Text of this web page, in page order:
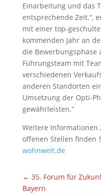
Einarbeitung und das
entsprechende Zeit.“,
mit einer top-
kommenden Jahr an
die Bewerbungsphase
Führungsteam mit
verschiedenen
anderen Standorten
Umsetzung der Opti-
gewährleisten.“
Weitere
offenen Stellen finden
wohnwelt.de
← 35. Forum für
Bayern